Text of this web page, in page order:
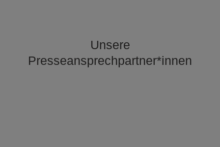
Unsere
Presseansprechpartner*innen